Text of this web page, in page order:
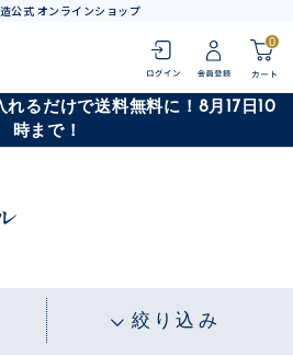
公式 オンラインショップ
0
るだけで送料無料に！8月17日10
時まで！
絞り込み